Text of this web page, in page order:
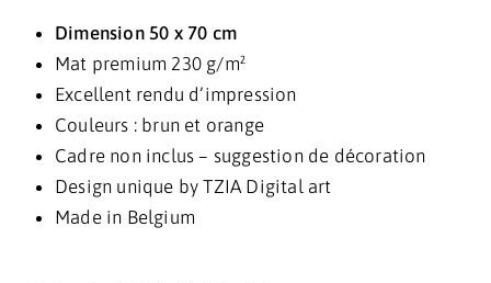
Dimension 50 x 70 cm
Mat premium 230 g/m²
Excellent rendu d’impression
Couleurs : brun et orange
Cadre non inclus – suggestion de décoration
Design unique by TZIA Digital art
Made in Belgium